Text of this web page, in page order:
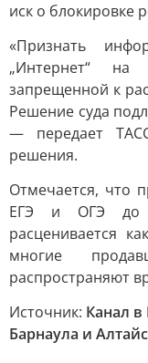
иск о блокировке
«Признать
„Интернет“
запрещенной к
Решение суда
— передает
решения.
Отмечается, что
ЕГЭ и ОГЭ до
расценивается
многие
распространяют
Источник: Канал
Барнаула и